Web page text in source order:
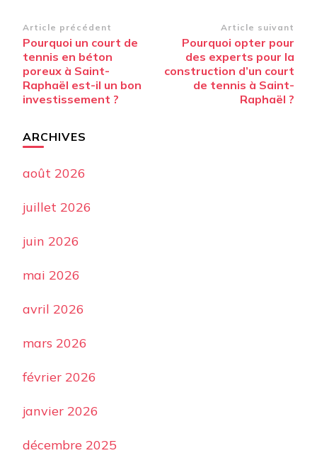
Navigation
d’article
Article précédent
Pourquoi un court de
tennis en béton
poreux à Saint-
Raphaël est-il un bon
investissement ?
Article suivant
Pourquoi opter pour
des experts pour la
construction d’un court
de tennis à Saint-
Raphaël ?
ARCHIVES
août 2026
juillet 2026
juin 2026
mai 2026
avril 2026
mars 2026
février 2026
janvier 2026
décembre 2025